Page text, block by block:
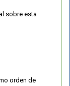
sobre esta
orden de